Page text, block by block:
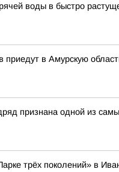
воды в быстро
в Амурскую
признана одной из
трёх поколений» в